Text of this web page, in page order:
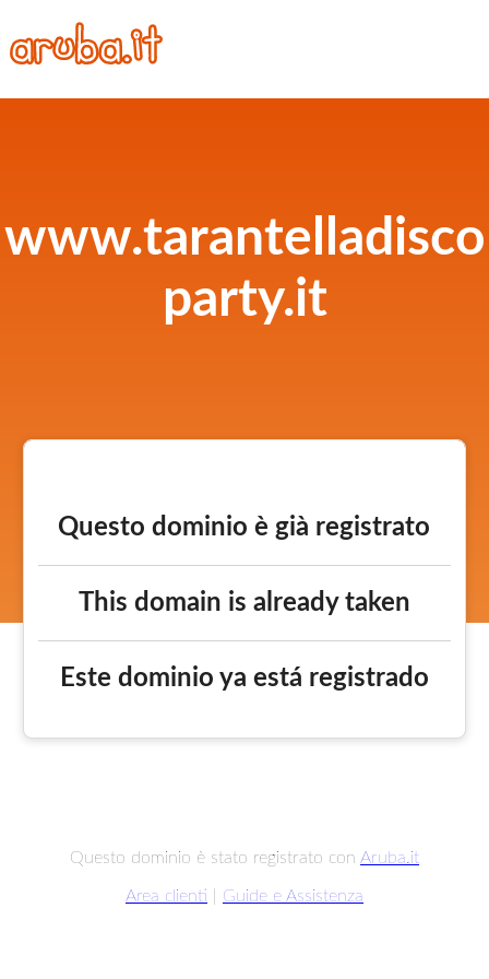
www.tarantelladisco
party.it
Questo dominio è già registrato
This domain is already taken
Este dominio ya está registrado
Questo dominio è stato registrato con Aruba.it
Area clienti Guide e Assistenza